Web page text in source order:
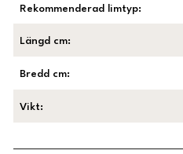
Rekommenderad limtyp:
Längd cm:
Bredd cm:
Vikt: